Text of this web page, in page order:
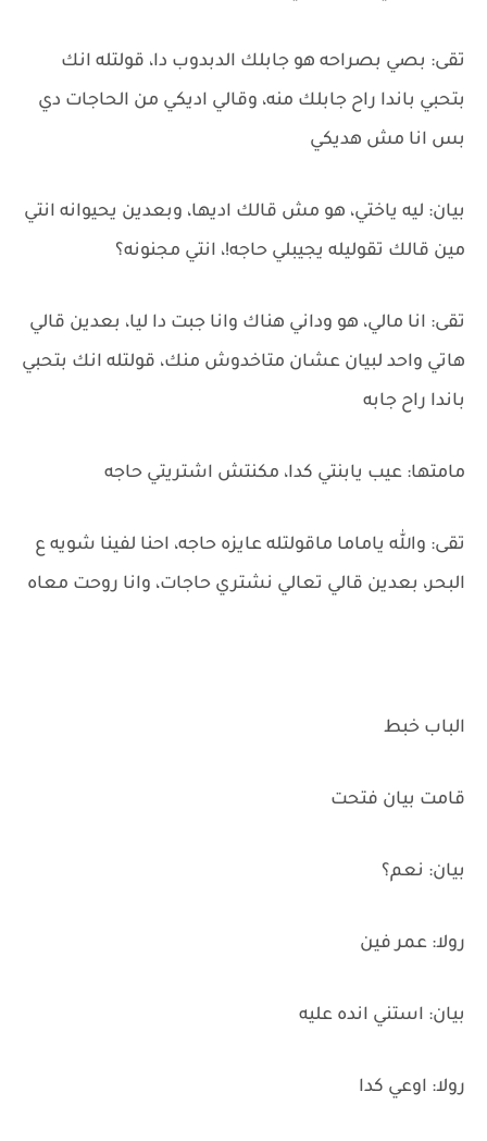
تقى: بصي بصراحه هو جابلك الدبدوب دا، قولتله انك
بتحبي باندا راح جابلك منه، وقالي اديكي من الحاجات دي
بس انا مش هديكي
بيان: ليه ياختي، هو مش قالك اديها، وبعدين يحيوانه انتي
مين قالك تقوليله يجيبلي حاجه!، انتي مجنونه؟
تقى: انا مالي، هو وداني هناك وانا جبت دا ليا، بعدين قالي
هاتي واحد لبيان عشان متاخدوش منك، قولتله انك بتحبي
باندا راح جابه
مامتها: عيب يابنتي كدا، مكنتش اشتريتي حاجه
تقى: والله ياماما ماقولتله عايزه حاجه، احنا لفينا شويه ع
البحر، بعدين قالي تعالي نشتري حاجات، وانا روحت معاه
الباب خبط
قامت بيان فتحت
بيان: نعم؟
رولا: عمر فين
بيان: استني انده عليه
رولا: اوعي كدا